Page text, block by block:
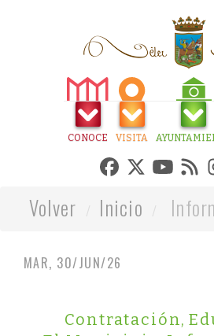
CONOCE VISITA
Volver Inicio
MAR, 30/JUN/26
Contratación,